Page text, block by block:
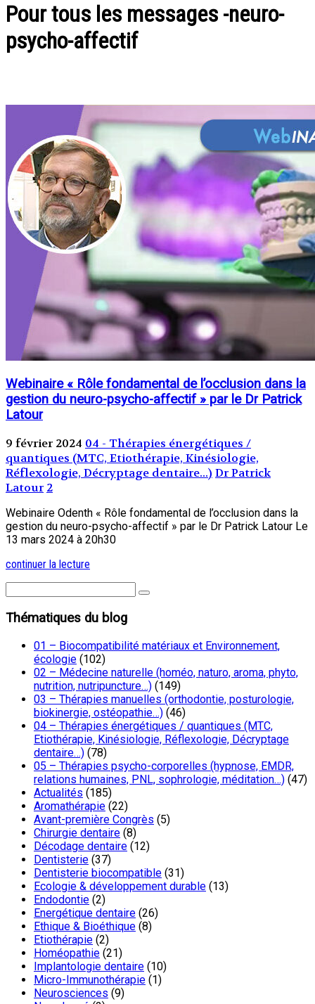
Pour tous les messages -neuro-
psycho-affectif
Webinaire « Rôle fondamental de l’occlusion dans la
gestion du neuro-psycho-affectif » par le Dr Patrick
Latour
9 février 2024 04 - Thérapies énergétiques /
quantiques (MTC, Etiothérapie, Kinésiologie,
Réflexologie, Décryptage dentaire...) Dr Patrick
Latour 2
Webinaire Odenth « Rôle fondamental de l’occlusion dans la
gestion du neuro-psycho-affectif » par le Dr Patrick Latour Le
13 mars 2024 à 20h30
continuer la lecture
Thématiques du blog
01 – Biocompatibilité matériaux et Environnement,
écologie (102)
02 – Médecine naturelle (homéo, naturo, aroma, phyto,
nutrition, nutripuncture…) (149)
03 – Thérapies manuelles (orthodontie, posturologie,
biokinergie, ostéopathie…) (46)
04 – Thérapies énergétiques / quantiques (MTC,
Etiothérapie, Kinésiologie, Réflexologie, Décryptage
dentaire…) (78)
05 – Thérapies psycho-corporelles (hypnose, EMDR,
relations humaines, PNL, sophrologie, méditation…) (47)
Actualités (185)
Aromathérapie (22)
Avant-première Congrès (5)
Chirurgie dentaire (8)
Décodage dentaire (12)
Dentisterie (37)
Dentisterie biocompatible (31)
Ecologie & développement durable (13)
Endodontie (2)
Energétique dentaire (26)
Ethique & Bioéthique (8)
Etiothérapie (2)
Homéopathie (21)
Implantologie dentaire (10)
Micro-Immunothérapie (1)
Neurosciences (9)